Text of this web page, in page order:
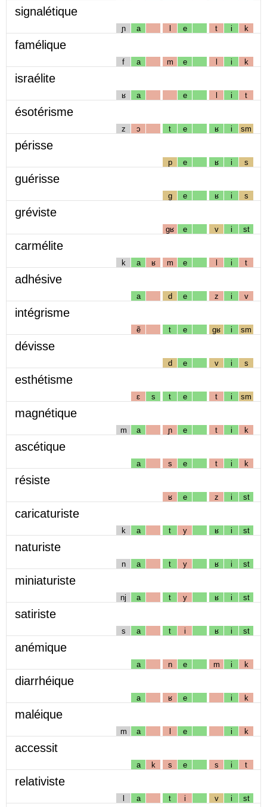
signalétique
ɲ a l e t i k
famélique
f a m e l i k
israélite
ʁ a e l i t
ésotérisme
z ɔ t e ʁ i sm
périsse
p e ʁ i s
guérisse
g e ʁ i s
gréviste
gʁ e v i st
carmélite
k a ʁ m e l i t
adhésive
a d e z i v
intégrisme
ẽ t e gʁ i sm
dévisse
d e v i s
esthétisme
ɛ s t e t i sm
magnétique
m a ɲ e t i k
ascétique
a s e t i k
résiste
ʁ e z i st
caricaturiste
k a t y ʁ i st
naturiste
n a t y ʁ i st
miniaturiste
nj a t y ʁ i st
satiriste
s a t i ʁ i st
anémique
a n e m i k
diarrhéique
a ʁ e i k
maléique
m a l e i k
accessit
a k s e s i t
relativiste
l a t i v i st